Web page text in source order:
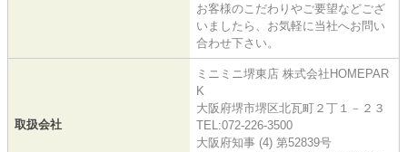
お客様のこだわりやご要望などござ
いましたら、お気軽に当社へお問い
合わせ下さい。
取扱会社
ミニミニ堺東店 株式会社HOMEPAR
K
大阪府堺市堺区北瓦町２丁１－２３
TEL:072-226-3500
大阪府知事 (4) 第52839号